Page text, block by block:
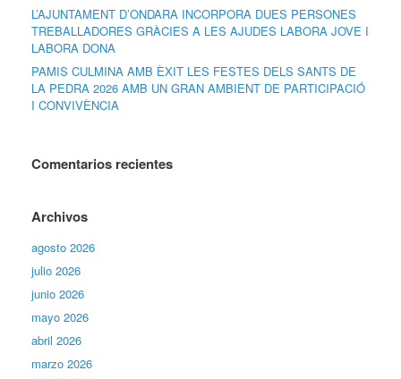
L’AJUNTAMENT D’ONDARA INCORPORA DUES PERSONES
TREBALLADORES GRÀCIES A LES AJUDES LABORA JOVE I
LABORA DONA
PAMIS CULMINA AMB ÈXIT LES FESTES DELS SANTS DE
LA PEDRA 2026 AMB UN GRAN AMBIENT DE PARTICIPACIÓ
I CONVIVÈNCIA
Comentarios recientes
Archivos
agosto 2026
julio 2026
junio 2026
mayo 2026
abril 2026
marzo 2026